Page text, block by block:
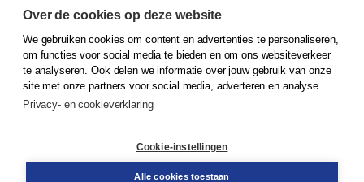
© 2026Koninklijke Boom uitgevers
Klantenservice
Service & informatie
Contact
Over de cookies op deze website
We gebruiken cookies om content en advertenties te personaliseren,
om functies voor social media te bieden en om ons websiteverkeer
te analyseren. Ook delen we informatie over jouw gebruik van onze
site met onze partners voor social media, adverteren en analyse.
Privacy- en cookieverklaring
Cookie-instellingen
Alle cookies toestaan